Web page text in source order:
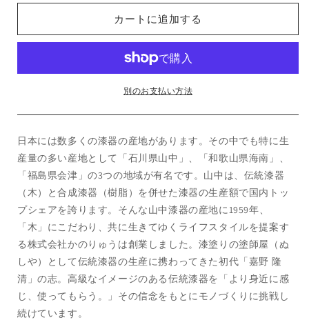
6
waguri
の
ス
プ
ー
ン
数
量
を
減
ら
す
6
色】
waguri
の
ス
プ
ー
ン
の
を
増
や
す
カートに追加する
別のお支払い方法
日本には数多くの漆器の産地があります。その中でも特に生
産量の多い産地として「石川県山中」、「和歌山県海南」、
「福島県会津」の3つの地域が有名です。山中は、伝統漆器
（木）と合成漆器（樹脂）を併せた漆器の生産額で国内トッ
プシェアを誇ります。そんな山中漆器の産地に1959年、
「木」にこだわり、共に生きてゆくライフスタイルを提案す
る株式会社かのりゅうは創業しました。漆塗りの塗師屋（ぬ
しや）として伝統漆器の生産に携わってきた初代「嘉野 隆
清」の志。高級なイメージのある伝統漆器を「より身近に感
じ、使ってもらう。」その信念をもとにモノづくりに挑戦し
続けています。